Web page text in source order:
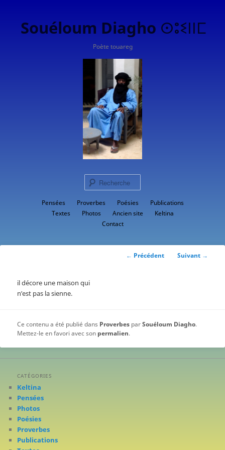
Souéloum Diagho ⵙⵓⵉⵏⵏⵎ
Poète touareg
Aller
au
contenu
Pensées Proverbes Poésies
Publications
Textes
Photos Ancien site
Keltina
Contact
Navigation
← Précédent Suivant →
il décore une maison qui
n’est pas la sienne.
Ce contenu a été publié dans Proverbes parSouéloum Diagho.
Mettez-le en favori avec son permalien.
CATÉGORIES
Keltina
Pensées
Photos
Poésies
Proverbes
Publications